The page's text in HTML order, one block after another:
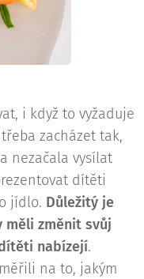
i když to vyžaduje
zacházet tak,
nezačala vysílat
dítěti
jídlo. Důležitý je
změnit svůj
nabízejí.
na to, jakým